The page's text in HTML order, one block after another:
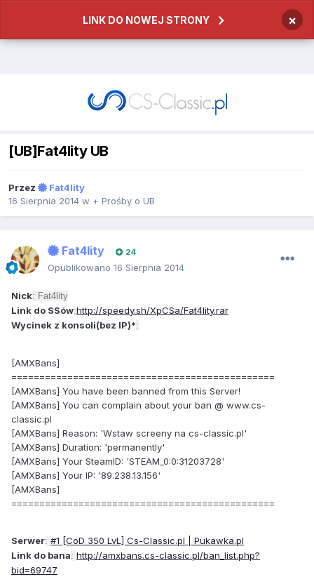
LINK DO NOWEJ STRONY ×
[UB]Fat4lity UB
Przez
Fat4lity
16 Sierpnia 2014 w + Prośby o UB
Fat4lity 24
Opublikowano 16 Sierpnia 2014
Nick: Fat4lity
Link do SSów:http://speedy.sh/XpCSa/Fat4lity.rar
Wycinek z konsoli(bez IP)*:
[AMXBans]
===============================================
[AMXBans] You have been banned from this Server!
[AMXBans] You can complain about your ban @ www.cs-
classic.pl
[AMXBans] Reason: 'Wstaw screeny na cs-classic.pl'
[AMXBans] Duration: 'permanently'
[AMXBans] Your SteamID: 'STEAM_0:0:31203728'
[AMXBans] Your IP: '89.238.13.156'
[AMXBans]
===============================================
Serwer: #1 [CoD 350 LvL] Cs-Classic.pl | Pukawka.pl
Link do bana: http://amxbans.cs-classic.pl/ban_list.php?
bid=69747